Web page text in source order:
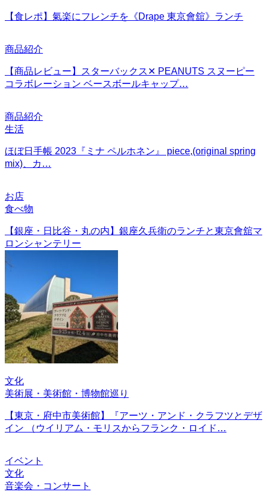
【食レポ】氣楽にフレンチを《Drape 東京會舘》ランチ
商品紹介
【商品レビュー】スターバックス✕ PEANUTS スヌーピー
コラボレーション ベースボールキャップ…
商品紹介
生活
ほぼ日手帳 2023『ミナ ペルホネン』 piece,(original spring
mix)、カ…
お店
食べ物
【銀座・日比谷・丸の内】銀座久兵衛のランチと東京會舘マ
ロンシャンテリー
文化
美術展・美術館・博物館巡り
【東京・府中市美術館】『アーツ・アンド・クラフツとデザ
イン （ウイリアム・モリスからフランク・ロイド…
イベント
文化
音楽会・コンサート